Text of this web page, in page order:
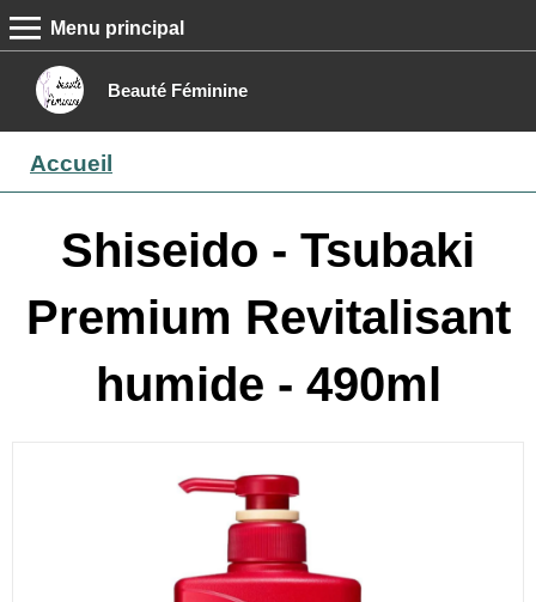
Beauté Féminine
MENU PRINCIPAL
Menu principal
Boutique
Contact
Accueil
Shiseido - Tsubaki
Premium Revitalisant
humide - 490ml